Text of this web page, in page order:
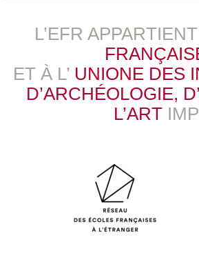
L’EFR
ET À L’ UNIONE DES
D’ARCHÉOLOGIE,
L’ART